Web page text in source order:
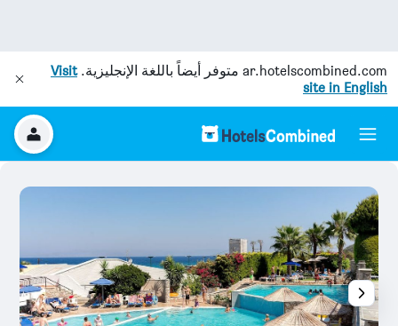
ar.hotelscombined.com متوفر أيضاً باللغة الإنجليزية.Visit
site in English